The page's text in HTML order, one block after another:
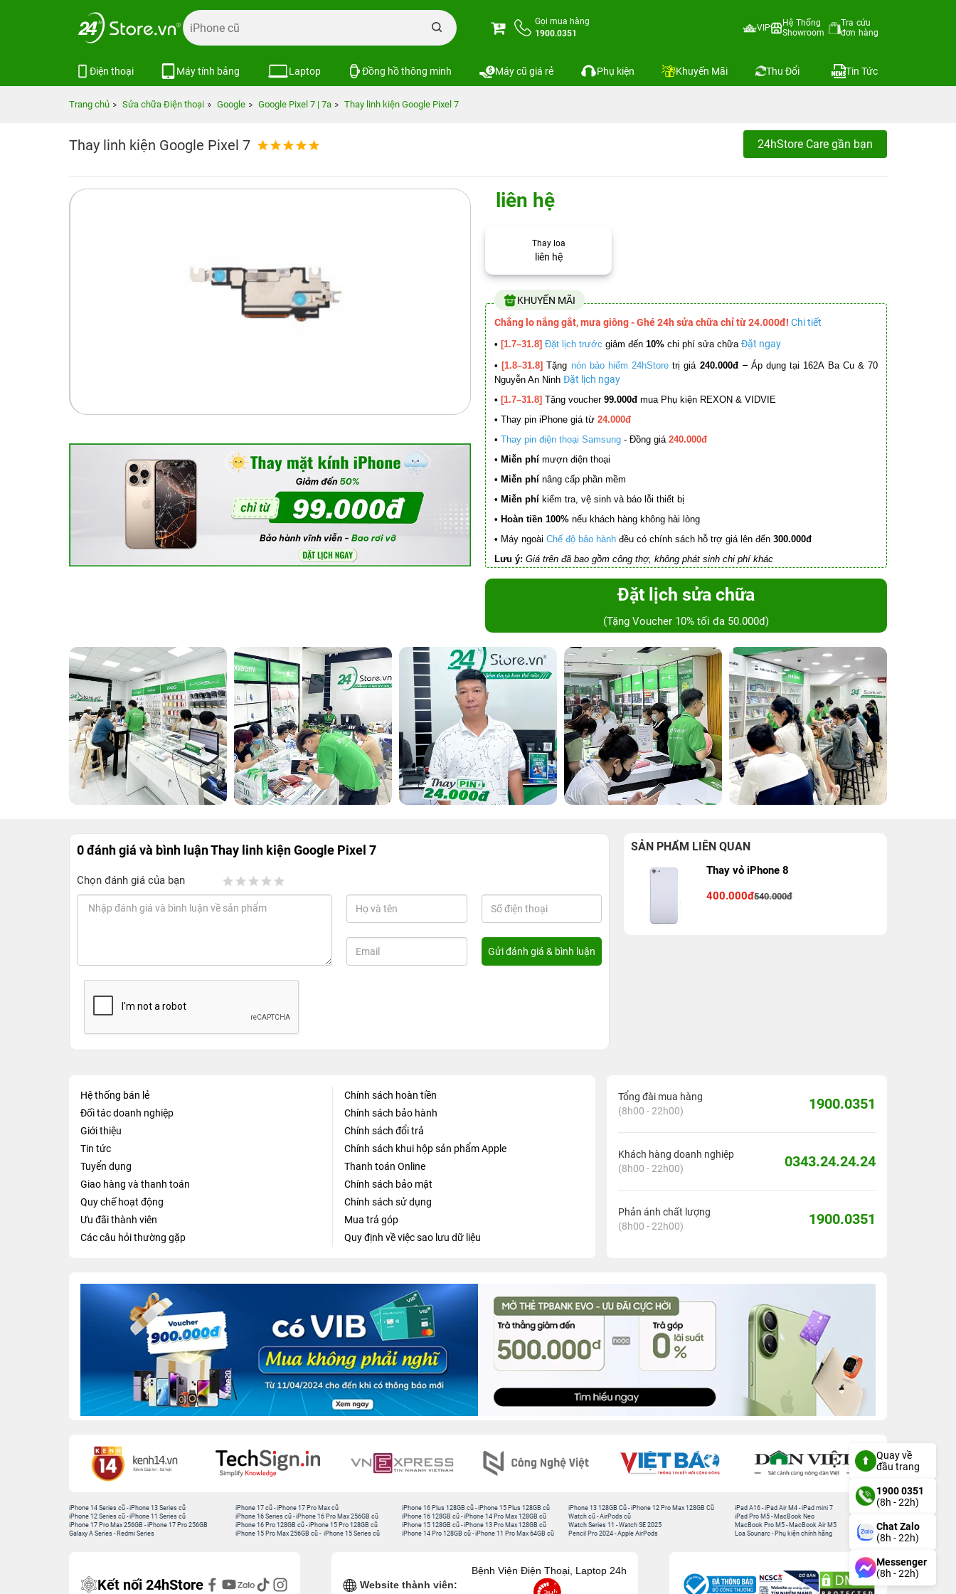
Gọi mua hàng
1900.0351
VIP
Hệ Thống
Showroom
Tra cứu
đơn hàng
Điện thoại Máy tính bảng Laptop Đồng hồ thông minh Máy cũ giá rẻ Phụ kiện Khuyến Mãi Thu Đổi Tin Tức
Trang chủ Sửa chữa Điện thoại Google Google Pixel 7 | 7a Thay linh kiện Google Pixel 7
Thay linh kiện Google Pixel 7 24hStore Care gần bạn
liên hệ
Thay loa
liên hệ
KHUYẾN MÃI
Chẳng lo nắng gắt, mưa giông - Ghé 24h sửa chữa chỉ từ 24.000đ! Chi tiết
• [1.7–31.8] Đặt lịch trước giảm đến 10% chi phí sửa chữa Đặt ngay
• [1.8–31.8] Tặng nón bảo hiểm 24hStore trị giá 240.000đ – Áp dụng tại 162A Ba Cu & 70
Nguyễn An Ninh Đặt lịch ngay
• [1.7–31.8] Tặng voucher 99.000đ mua Phụ kiện REXON & VIDVIE
• Thay pin iPhone giá từ 24.000đ
• Thay pin điện thoại Samsung - Đồng giá 240.000đ
• Miễn phí mượn điện thoại
• Miễn phí nâng cấp phần mềm
• Miễn phí kiểm tra, vệ sinh và báo lỗi thiết bị
• Hoàn tiền 100% nếu khách hàng không hài lòng
• Máy ngoài Chế độ bảo hành đều có chính sách hỗ trợ giá lên đến 300.000đ
Lưu ý: Giá trên đã bao gồm công thợ, không phát sinh chi phí khác
Đặt lịch sửa chữa
(Tặng Voucher 10% tối đa 50.000đ)
0 đánh giá và bình luậnThay linh kiện Google Pixel 7
Chọn đánh giá của bạn
SẢN PHẨM LIÊN QUAN
Thay vỏ iPhone 8
400.000đ540.000đ
Hệ thống bán lẻ
Đối tác doanh nghiệp
Giới thiệu
Tin tức
Tuyển dụng
Giao hàng và thanh toán
Quy chế hoạt động
Ưu đãi thành viên
Các câu hỏi thường gặp
Chính sách hoàn tiền
Chính sách bảo hành
Chính sách đổi trả
Chính sách khui hộp sản phẩm Apple
Thanh toán Online
Chính sách bảo mật
Chính sách sử dụng
Mua trả góp
Quy định về việc sao lưu dữ liệu
Tổng đài mua hàng
(8h00 - 22h00)
1900.0351
Khách hàng doanh nghiệp
(8h00 - 22h00)
0343.24.24.24
Phản ánh chất lượng
(8h00 - 22h00)
1900.0351
iPhone 14 Series cũ -iPhone 13 Series cũ
iPhone 12 Series cũ -iPhone 11 Series cũ
iPhone 17 Pro Max 256GB -iPhone 17 Pro 256GB
Galaxy A Series - Redmi Series
iPhone 17 cũ -iPhone 17 Pro Max cũ
iPhone 16 Series cũ - iPhone 16 Pro Max 256GB cũ
iPhone 16 Pro 128GB cũ -iPhone 15 Pro 128GB cũ
iPhone 15 Pro Max 256GB cũ - iPhone 15 Series cũ
iPhone 16 Plus 128GB cũ -iPhone 15 Plus 128GB cũ
iPhone 16 128GB cũ -iPhone 14 Pro Max 128GB cũ
iPhone 15 128GB cũ -iPhone 13 Pro Max 128GB cũ
iPhone 14 Pro 128GB cũ -iPhone 11 Pro Max 64GB cũ
iPhone 13 128GB Cũ -iPhone 12 Pro Max 128GB Cũ
Watch cũ -AirPods cũ
Watch Series 11 -Watch SE 2025
Pencil Pro 2024 -Apple AirPods
iPad A16 -iPad Air M4 -iPad mini 7
iPad Pro M5 - MacBook Neo
MacBook Pro M5 - MacBook Air M5
Loa Sounarc - Phụ kiện chính hãng
Kết nối 24hStore Website thành viên:
Bệnh Viện Điện Thoại, Laptop 24h
Quay về
đầu trang
1900 0351
(8h - 22h)
Chat Zalo
(8h - 22h)
Messenger
(8h - 22h)